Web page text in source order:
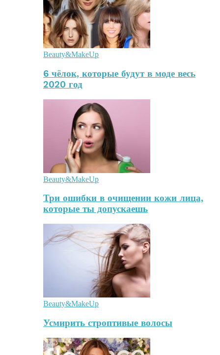
Beauty&MakeUp
6 чёлок, которые будут в моде весь
2020 год
Beauty&MakeUp
Три ошибки в очищении кожи лица,
которые ты допускаешь
Beauty&MakeUp
Усмирить строптивые волосы